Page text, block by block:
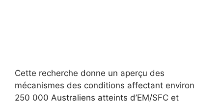
Cette recherche donne un aperçu des
mécanismes des conditions affectant environ
250 000 Australiens atteints d’EM/SFC et